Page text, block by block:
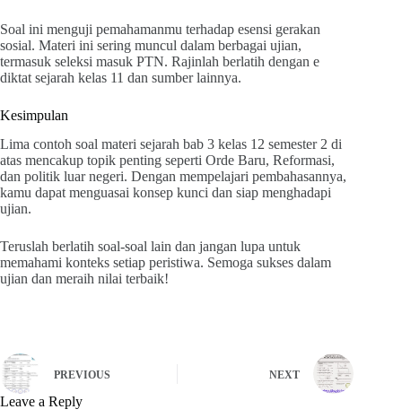
Soal ini menguji pemahamanmu terhadap esensi gerakan
sosial. Materi ini sering muncul dalam berbagai ujian,
termasuk seleksi masuk PTN. Rajinlah berlatih dengan e
diktat sejarah kelas 11 dan sumber lainnya.
Kesimpulan
Lima contoh soal materi sejarah bab 3 kelas 12 semester 2 di
atas mencakup topik penting seperti Orde Baru, Reformasi,
dan politik luar negeri. Dengan mempelajari pembahasannya,
kamu dapat menguasai konsep kunci dan siap menghadapi
ujian.
Teruslah berlatih soal-soal lain dan jangan lupa untuk
memahami konteks setiap peristiwa. Semoga sukses dalam
ujian dan meraih nilai terbaik!
PREVIOUS NEXT
Leave a Reply